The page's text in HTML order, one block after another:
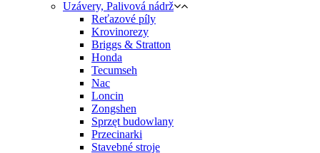
Uzávery, Palivová nádrž
Reťazové píly
Krovinorezy
Briggs & Stratton
Honda
Tecumseh
Nac
Loncin
Zongshen
Sprzęt budowlany
Przecinarki
Stavebné stroje